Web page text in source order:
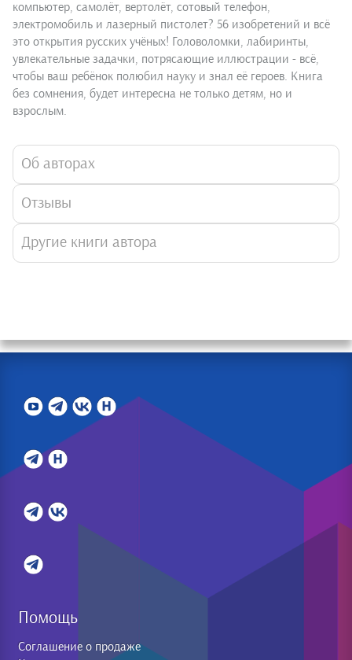
компьютер, самолёт, вертолёт, сотовый телефон,
электромобиль и лазерный пистолет? 56 изобретений и всё
это открытия русских учёных! Головоломки, лабиринты,
увлекательные задачки, потрясающие иллюстрации - всё,
чтобы ваш ребёнок полюбил науку и знал её героев. Книга
без сомнения, будет интересна не только детям, но и
взрослым.
Об авторах
Отзывы
Другие книги автора
Помощь
Соглашение о продаже